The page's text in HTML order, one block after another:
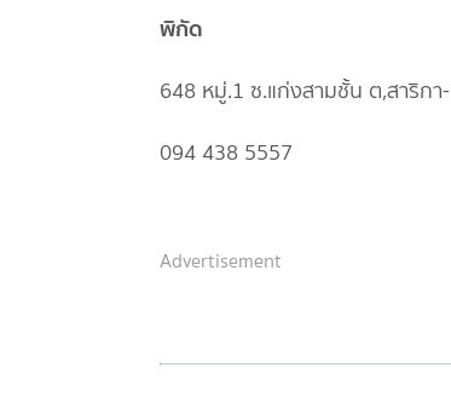
พิกัด
648 หมู่.1 ซ.แก่งสามชั้น ต,สาริก
094 438 5557
Advertisement